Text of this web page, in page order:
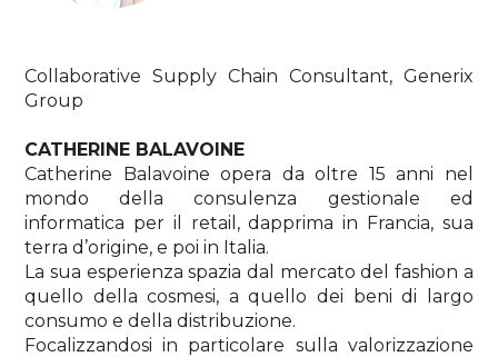
Collaborative Supply Chain Consultant, Generix
Group
CATHERINE BALAVOINE
Catherine Balavoine opera da oltre 15 anni nel
mondo della consulenza gestionale ed
informatica per il retail, dapprima in Francia, sua
terra d’origine, e poi in Italia.
La sua esperienza spazia dal mercato del fashion a
quello della cosmesi, a quello dei beni di largo
consumo e della distribuzione.
Focalizzandosi in particolare sulla valorizzazione